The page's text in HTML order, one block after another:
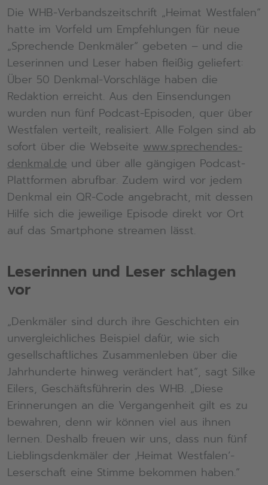
Die WHB-Verbandszeitschrift „Heimat Westfalen“
hatte im Vorfeld um Empfehlungen für neue
„Sprechende Denkmäler“ gebeten – und die
Leserinnen und Leser haben fleißig geliefert:
Über 50 Denkmal-Vorschläge haben die
Redaktion erreicht. Aus den Einsendungen
wurden nun fünf Podcast-Episoden, quer über
Westfalen verteilt, realisiert. Alle Folgen sind ab
sofort über die Webseite www.sprechendes-
denkmal.deund über alle gängigen Podcast-
Plattformen abrufbar. Zudem wird vor jedem
Denkmal ein QR-Code angebracht, mit dessen
Hilfe sich die jeweilige Episode direkt vor Ort
auf das Smartphone streamen lässt.
Leserinnen und Leser schlagen
vor
„Denkmäler sind durch ihre Geschichten ein
unvergleichliches Beispiel dafür, wie sich
gesellschaftliches Zusammenleben über die
Jahrhunderte hinweg verändert hat“, sagt Silke
Eilers, Geschäftsführerin des WHB. „Diese
Erinnerungen an die Vergangenheit gilt es zu
bewahren, denn wir können viel aus ihnen
lernen. Deshalb freuen wir uns, dass nun fünf
Lieblingsdenkmäler der ‚Heimat Westfalen‘-
Leserschaft eine Stimme bekommen haben.“